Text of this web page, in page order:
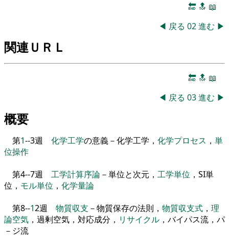
🔚 🔝 📖
◀ 戻る 02進む ▶
関連ＵＲＬ
🔚 🔝 📖
◀ 戻る 03進む ▶
概要
第1--3週 化学工学の意義－化学工学 ， 化学プロセス ， 単
位操作
第4--7週 工学計算序論－単位と次元 ， 工学単位 ， SI単
位 ， モル単位 ， 化学量論
第8--12週 物質収支 －物質保存の法則 ， 物質収支式 ， 理
論空気 ， 過剰空気 ， 対応成分 ， リサイクル ， バイパス流 ， パ
－ ジ流